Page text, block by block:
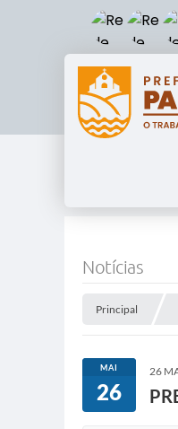
Notícias
Principal
MAI
26
26